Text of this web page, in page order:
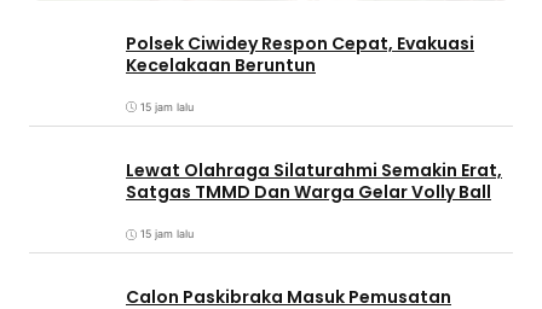
Polsek Ciwidey Respon Cepat, Evakuasi
Kecelakaan Beruntun
15 jam lalu
Lewat Olahraga Silaturahmi Semakin Erat,
Satgas TMMD Dan Warga Gelar Volly Ball
15 jam lalu
Calon Paskibraka Masuk Pemusatan